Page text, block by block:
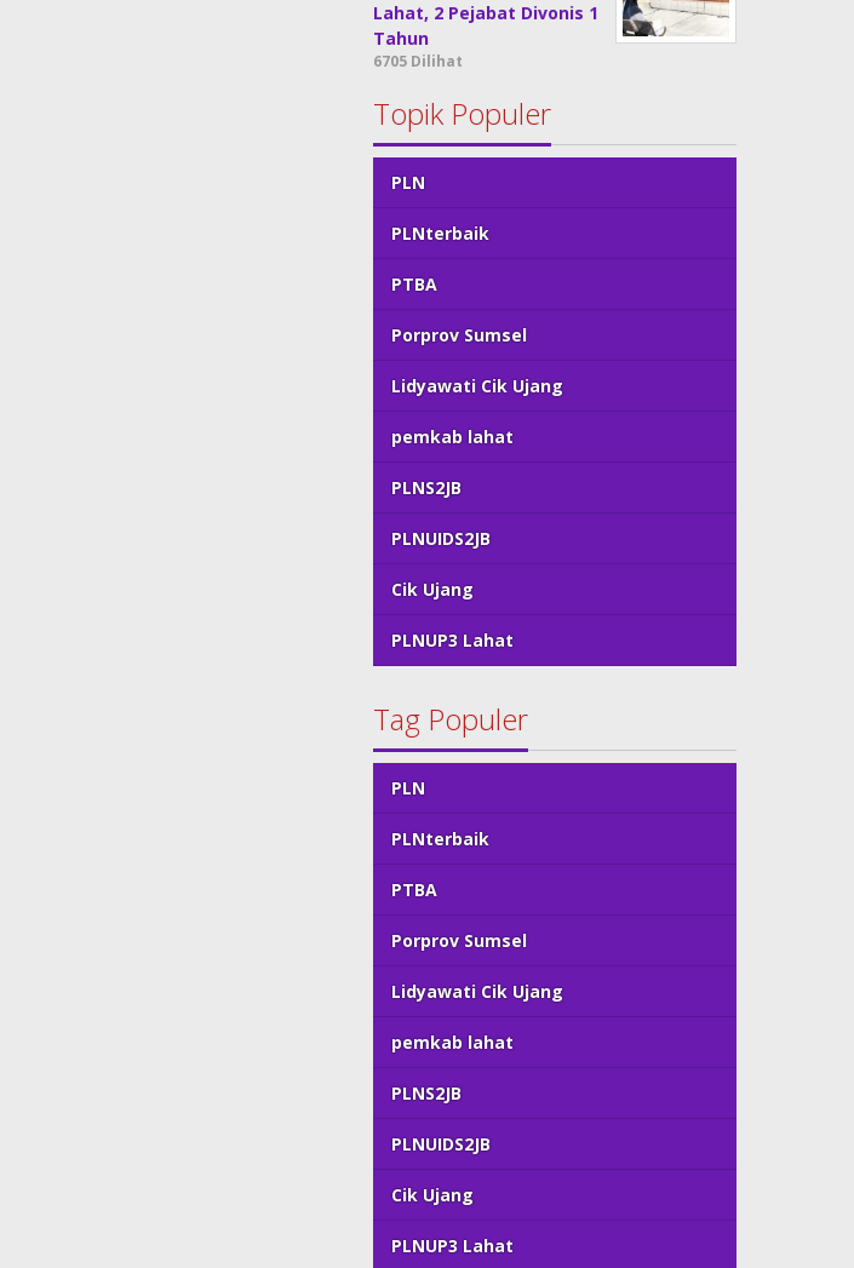
Lahat, 2 Pejabat Divonis 1
Tahun
6705 Dilihat
Topik Populer
PLN
PLNterbaik
PTBA
Porprov Sumsel
Lidyawati Cik Ujang
pemkab lahat
PLNS2JB
PLNUIDS2JB
Cik Ujang
PLNUP3 Lahat
Tag Populer
PLN
PLNterbaik
PTBA
Porprov Sumsel
Lidyawati Cik Ujang
pemkab lahat
PLNS2JB
PLNUIDS2JB
Cik Ujang
PLNUP3 Lahat